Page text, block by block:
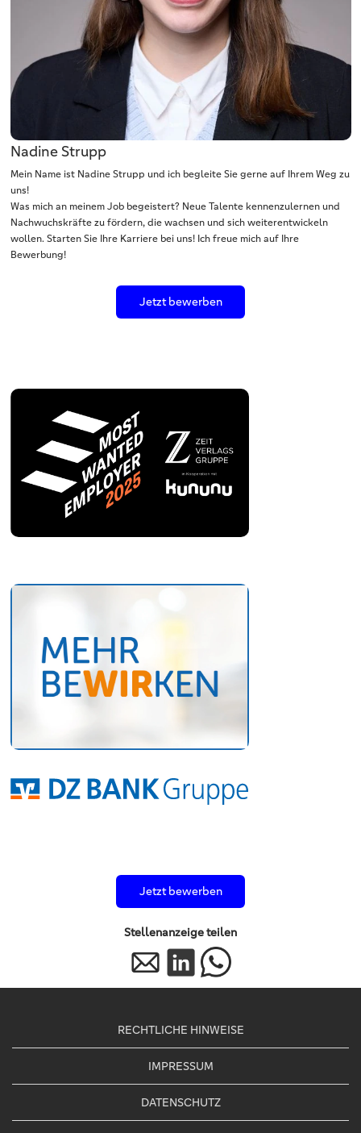
Nadine Strupp
Mein Name ist Nadine Strupp und ich begleite Sie gerne auf Ihrem Weg zu
uns!
Was mich an meinem Job begeistert? Neue Talente kennenzulernen und
Nachwuchskräfte zu fördern, die wachsen und sich weiterentwickeln
wollen. Starten Sie Ihre Karriere bei uns! Ich freue mich auf Ihre
Bewerbung!
Jetzt bewerben
Jetzt bewerben
Stellenanzeige teilen
Per E-Mail teilen
Auf LinkedIn teilen
Per WhatsApp teilen
RECHTLICHE HINWEISE
IMPRESSUM
DATENSCHUTZ